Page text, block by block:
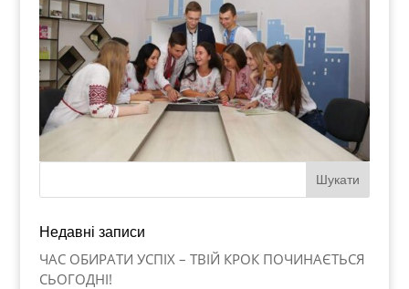
Недавні записи
ЧАС ОБИРАТИ УСПІХ – ТВІЙ КРОК ПОЧИНАЄТЬСЯ
СЬОГОДНІ!